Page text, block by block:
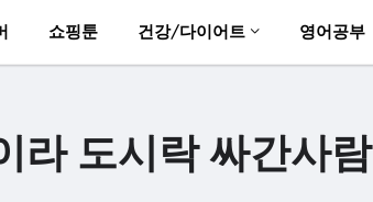
쇼핑툰 건강/다이어트 영어공부
라 도시락 싸간사람